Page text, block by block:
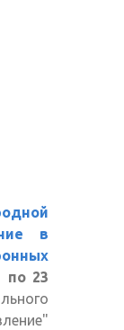
в
по 23